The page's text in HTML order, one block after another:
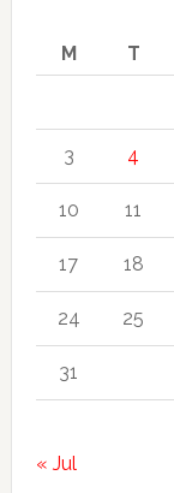
M
T
3 4
10 11
17 18
24 25
31
« Jul